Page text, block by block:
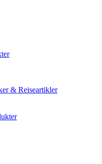
& Reiseartikler